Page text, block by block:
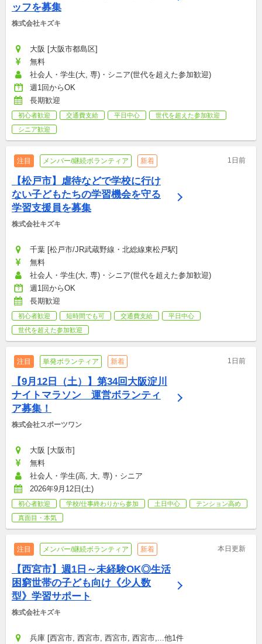
ッフを募集
株式会社キズキ
大阪 [大阪市都島区]
無料
社会人・学生(大, 専)・シニア(世代を超えた参加歓迎)
週1回からOK
長期歓迎
初心者歓迎 交通費支給 平日中心
世代を超えた参加歓迎
シニア歓迎
注目 メンバー/継続ボランティア 新着 1日前
【松戸市】虐待などで学校に行け
ない子どもたちの学習機会を守る
学習支援員を募集
株式会社キズキ
千葉 [松戸市/JR武蔵野線・北総線東松戸駅]
無料
社会人・学生(大, 専)・シニア(世代を超えた参加歓迎)
週1回からOK
長期歓迎
初心者歓迎 短時間でも可 交通費支給
平日中心
世代を超えた参加歓迎
注目 単発ボランティア 新着 1日前
【9月12日（土）】第34回大阪淀川
ナイトマラソン　運営ボランティ
ア募集！
株式会社スポーツワン
大阪 [大阪市]
無料
社会人・学生(高, 大, 専)・シニア
2026年9月12日(土)
初心者歓迎 学校/仕事終わりから参加 土日中心
テンション高め
真面目・本気
注目 メンバー/継続ボランティア 新着 本日更新
【西宮市】週1日～未経験OK◎生活
困窮世帯の子ども向け《少人数
型》学習サポート
株式会社キズキ
兵庫 [西宮市, 西宮市, 西宮市, 西宮市,...他1件